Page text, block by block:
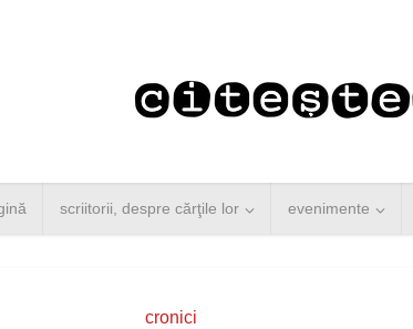
scriitorii, despre cărţile lor evenimente
cronici